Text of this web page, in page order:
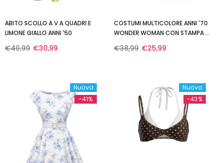
ABITO SCOLLO A V A QUADRI E
LIMONE GIALLO ANNI '50
€40,99 €30,99
COSTUMI MULTICOLORE ANNI '70
WONDER WOMAN CON STAMPA A
€38,99 €25,99
Nuova
-41%
Nuova
-43%